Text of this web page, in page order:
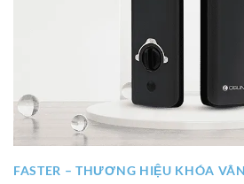
FASTER – THƯƠNG HIỆU KHÓA